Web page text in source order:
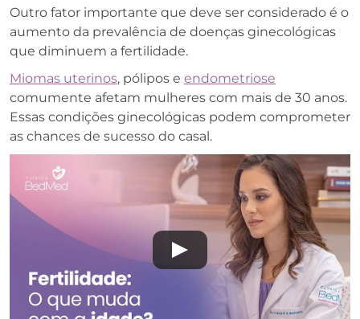
Outro fator importante que deve ser considerado é o
aumento da prevalência de doenças ginecológicas
que diminuem a fertilidade.
Miomas uterinos, pólipos e endometriose
comumente afetam mulheres com mais de 30 anos.
Essas condições ginecológicas podem comprometer
as chances de sucesso do casal.